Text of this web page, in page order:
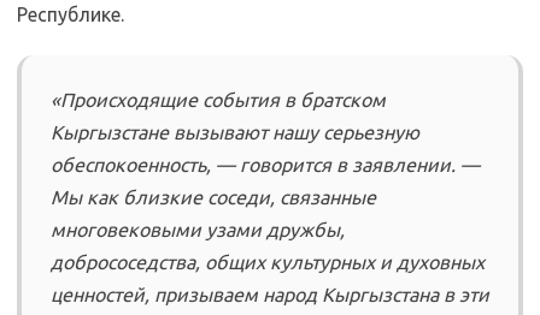
Республике.
«Происходящие события в братском
Кыргызстане вызывают нашу серьезную
обеспокоенность, — говорится в заявлении. —
Мы как близкие соседи, связанные
многовековыми узами дружбы,
добрососедства, общих культурных и духовных
ценностей, призываем народ Кыргызстана в эти